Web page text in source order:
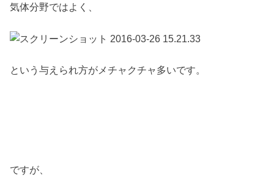
気体分野ではよく、
という与えられ方がメチャクチャ多いです。
ですが、